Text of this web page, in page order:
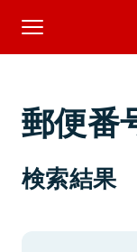
郵便番
検索結果